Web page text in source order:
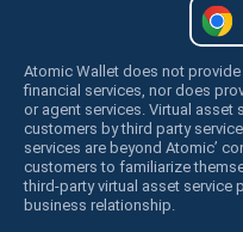
Atomic Wallet does not
financial services, nor does
or agent services. Virtual asset
customers by third party
services are beyond Atomic’
customers to familiarize
third-party virtual asset service
business relationship.